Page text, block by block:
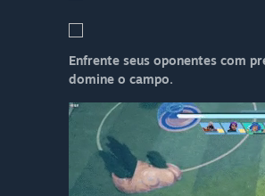
Enfrente seus oponentes com
domine o campo.